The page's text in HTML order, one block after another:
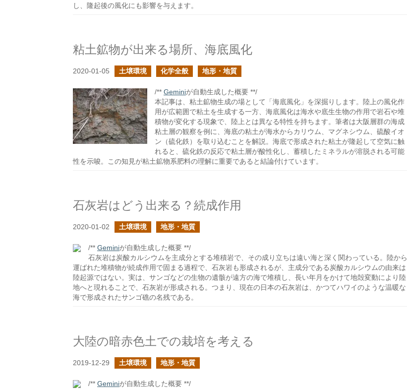
し、隆起後の風化にも影響を与えます。
粘土鉱物が出来る場所、海底風化
2020-01-05 土壌環境 化学全般 地形・地質
/** Geminiが自動生成した概要 **/
本記事は、粘土鉱物生成の場として「海底風化」を深掘りします。陸上の風化作
用が広範囲で粘土を生成する一方、海底風化は海水や底生生物の作用で岩石や堆
積物が変化する現象で、陸上とは異なる特性を持ちます。筆者は大阪層群の海成
粘土層の観察を例に、海底の粘土が海水からカリウム、マグネシウム、硫酸イオ
ン（硫化鉄）を取り込むことを解説。海底で形成された粘土が隆起して空気に触
れると、硫化鉄の反応で粘土層が酸性化し、蓄積したミネラルが溶脱される可能
性を示唆。この知見が粘土鉱物系肥料の理解に重要であると結論付けています。
石灰岩はどう出来る？続成作用
2020-01-02 土壌環境 地形・地質
/** Geminiが自動生成した概要 **/
石灰岩は炭酸カルシウムを主成分とする堆積岩で、その成り立ちは遠い海と深く関わっている。陸から
運ばれた堆積物が続成作用で固まる過程で、石灰岩も形成されるが、主成分である炭酸カルシウムの由来は
陸起源ではない。実は、サンゴなどの生物の遺骸が遠方の海で堆積し、長い年月をかけて地殻変動により陸
地へと現れることで、石灰岩が形成される。つまり、現在の日本の石灰岩は、かつてハワイのような温暖な
海で形成されたサンゴ礁の名残である。
大陸の暗赤色土での栽培を考える
2019-12-29 土壌環境 地形・地質
/** Geminiが自動生成した概要 **/